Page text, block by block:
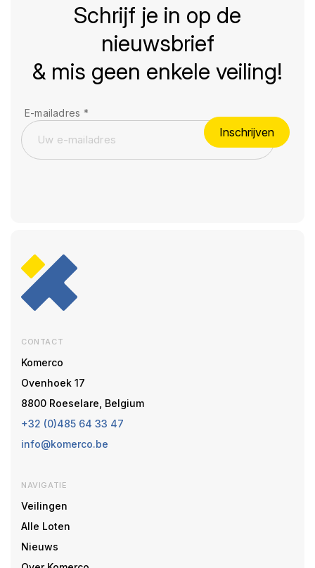
Schrijf je in op de
nieuwsbrief
& mis geen enkele veiling!
E-mailadres *
Inschrijven
CONTACT
Komerco
Ovenhoek 17
8800 Roeselare, Belgium
+32 (0)485 64 33 47
info@komerco.be
NAVIGATIE
Veilingen
Alle Loten
Nieuws